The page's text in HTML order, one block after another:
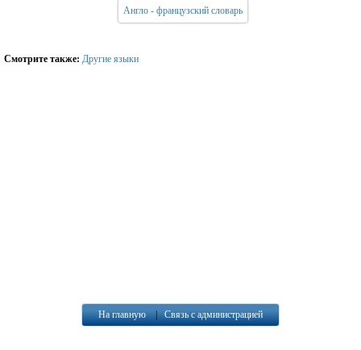
Англо - французский словарь
Смотрите также: Другие языки
На главную|Связь с администрацией